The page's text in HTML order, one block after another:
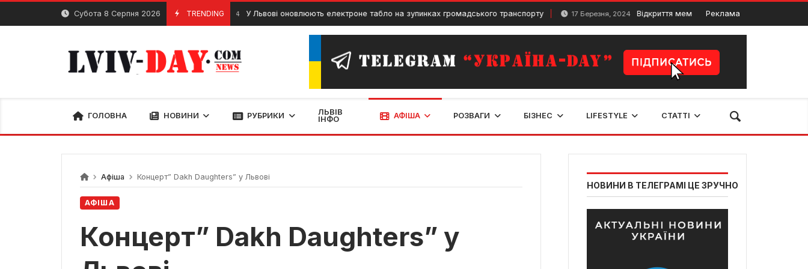
Skip
content
Субота 8 Серпня 2026 TRENDING
31 Січня, 2024 У Львові оновлюють електроне табло на зупинках громадського транспорту 17 Березня, 2024 Відкриття меморіальної таблиці Блаженнішому
Реклама
ГОЛОВНА НОВИНИ РУБРИКИ
ЛЬВІВ
ІНФО
АФІША РОЗВАГИ БІЗНЕС LIFESTYLE СТАТТІ
Афіша Концерт” Dakh Daughters” у Львові
АФІША
Концерт” Dakh Daughters” у
НОВИНИ В ТЕЛЕГРАМІ ЦЕ ЗРУЧНО